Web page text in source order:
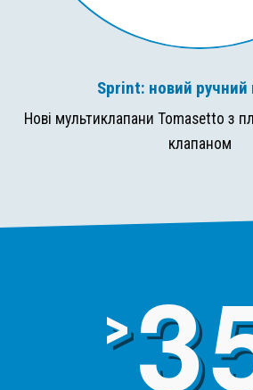
Sprint: новий ручний
Нові мультиклапани Tomasetto з
клапаном
>